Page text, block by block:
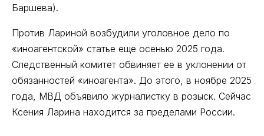
Баршева).
Против Лариной возбудили уголовное дело по
«иноагентской» статье еще осенью 2025 года.
Следственный комитет обвиняет ее в уклонении от
обязанностей «иноагента». До этого, в ноябре 2025
года, МВД объявило журналистку в розыск. Сейчас
Ксения Ларина находится за пределами России.